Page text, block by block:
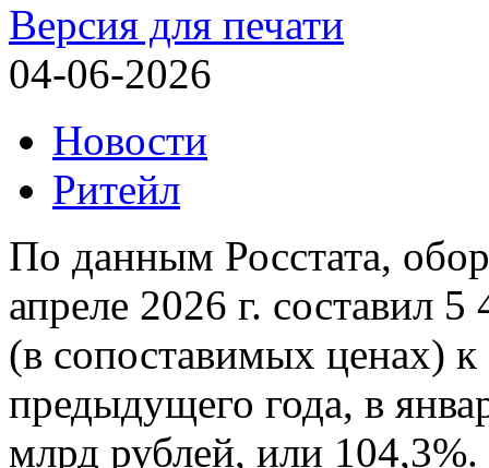
Версия для печати
04-06-2026
Новости
Ритейл
По данным Росстата,
апреле 2026 г. составил
(в сопоставимых ценах)
предыдущего года, в
млрд рублей, или 104,3%.